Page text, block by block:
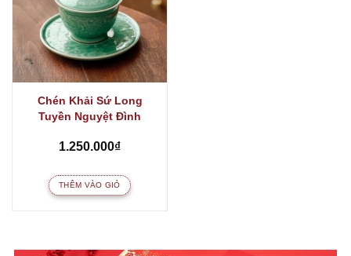
Chén Khải Sứ Long
Tuyền Nguyệt Đình
1.250.000₫
THÊM VÀO GIỎ